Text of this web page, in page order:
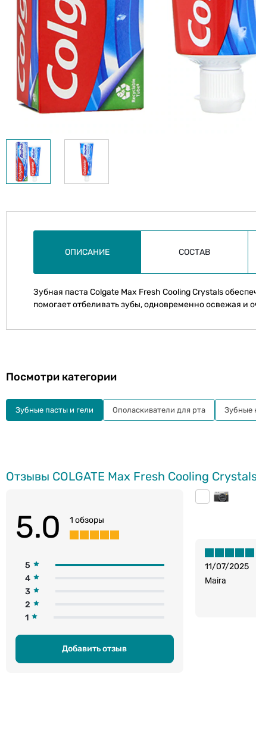
ОПИСАНИЕ СОСТАВ
Зубная паста Colgate Max Fresh Cooling Crystals
помогает отбеливать зубы, одновременно освежая и
Отзывы COLGATE Max Fresh Cooling
5.0 1 обзоры
5
4
3
2
1
Добавить отзыв
11/07/2025
Maira
Посмотри категории
Зубные пасты и гели Ополаскиватели для рта Зубные